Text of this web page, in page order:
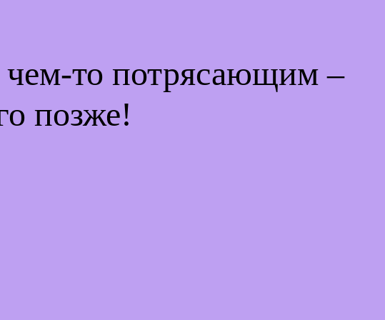
то потрясающим –
позже!